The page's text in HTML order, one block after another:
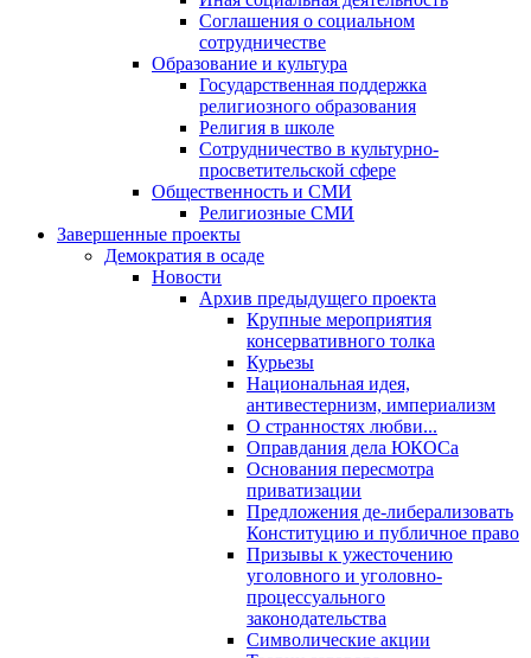
Соглашения о социальном
сотрудничестве
Образование и культура
Государственная поддержка
религиозного образования
Религия в школе
Сотрудничество в культурно-
просветительской сфере
Общественность и СМИ
Религиозные СМИ
Завершенные проекты
Демократия в осаде
Новости
Архив предыдущего проекта
Крупные мероприятия
консервативного толка
Курьезы
Национальная идея,
антивестернизм, империализм
О странностях любви...
Оправдания дела ЮКОСа
Основания пересмотра
приватизации
Предложения де-либерализовать
Конституцию и публичное право
Призывы к ужесточению
уголовного и уголовно-
процессуального
законодательства
Символические акции